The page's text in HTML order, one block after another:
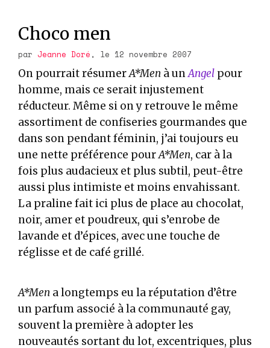
Choco men
par Jeanne Doré , le 12 novembre 2007
On pourrait résumerA*Men à unAngel pour
homme, mais ce serait injustement
réducteur. Même si on y retrouve le même
assortiment de confiseries gourmandes que
dans son pendant féminin, j’ai toujours eu
une nette préférence pourA*Men, car à la
fois plus audacieux et plus subtil, peut-être
aussi plus intimiste et moins envahissant.
La praline fait ici plus de place au chocolat,
noir, amer et poudreux, qui s’enrobe de
lavande et d’épices, avec une touche de
réglisse et de café grillé.
A*Men a longtemps eu la réputation d’être
un parfum associé à la communauté gay,
souvent la première à adopter les
nouveautés sortant du lot, excentriques, plus